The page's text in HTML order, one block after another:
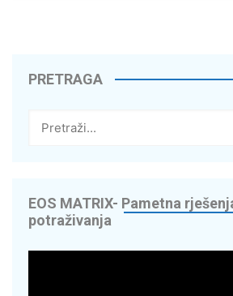
PRETRAGA
EOS MATRIX- Pametna
potraživanja